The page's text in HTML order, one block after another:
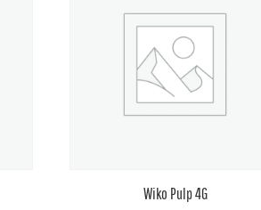
Wiko Pulp 4G